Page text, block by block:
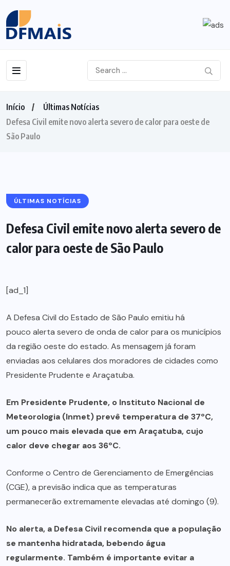
Início
Últimas Notícias
Defesa Civil emite novo alerta severo de calor para oeste de
São Paulo
ÚLTIMAS NOTÍCIAS
Defesa Civil emite novo alerta severo de
calor para oeste de São Paulo
[ad_1]
A Defesa Civil do Estado de São Paulo emitiu há
pouco alerta severo de onda de calor para os municípios
da região oeste do estado. As mensagem já foram
enviadas aos celulares dos moradores de cidades como
Presidente Prudente e Araçatuba.
Em Presidente Prudente, o Instituto Nacional de
Meteorologia (Inmet) prevê temperatura de 37ºC,
um pouco mais elevada que em Araçatuba, cujo
calor deve chegar aos 36ºC.
Conforme o Centro de Gerenciamento de Emergências
(CGE), a previsão indica que as temperaturas
permanecerão extremamente elevadas até domingo (9).
No alerta, a Defesa Civil recomenda que a população
se mantenha hidratada, bebendo água
regularmente. Também é importante evitar a